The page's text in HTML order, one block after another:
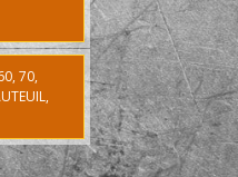
70,